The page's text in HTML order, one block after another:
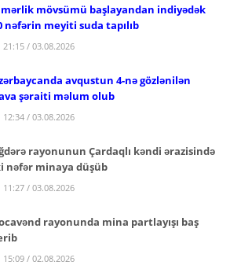
mövsümü başlayandan indiyədək
nəfərin meyiti suda tapılıb
21:15 / 03.08.2026
avqustun 4-nə gözlənilən
şəraiti məlum olub
12:34 / 03.08.2026
rayonunun Çardaqlı kəndi ərazisində
nəfər minaya düşüb
11:27 / 03.08.2026
rayonunda mina partlayışı baş
15:09 / 02.08.2026